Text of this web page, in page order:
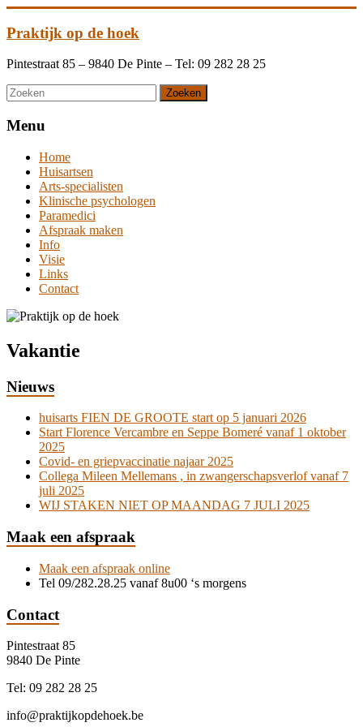
Praktijk op de hoek
Pintestraat 85 – 9840 De Pinte – Tel: 09 282 28 25
Menu
Home
Huisartsen
Arts-specialisten
Klinische psychologen
Paramedici
Afspraak maken
Info
Visie
Links
Contact
Vakantie
Nieuws
huisarts FIEN DE GROOTE start op 5 januari 2026
Start Florence Vercambre en Seppe Bomeré vanaf 1 oktober
2025
Covid- en griepvaccinatie najaar 2025
Collega Mileen Mellemans , in zwangerschapsverlof vanaf 7
juli 2025
WIJ STAKEN NIET OP MAANDAG 7 JULI 2025
Maak een afspraak
Maak een afspraak online
Tel 09/282.28.25 vanaf 8u00 ‘s morgens
Contact
Pintestraat 85
9840 De Pinte
Tel: 09 282 28 25
info@praktijkopdehoek.be